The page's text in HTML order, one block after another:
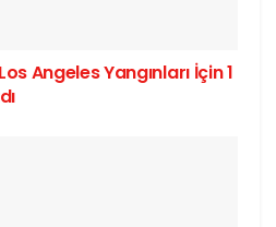
Angeles Yangınları İçin 1